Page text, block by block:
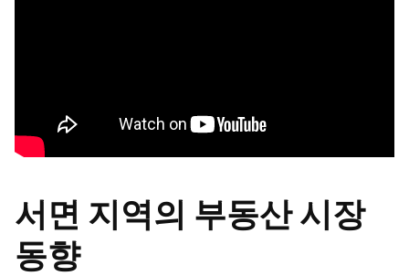
서면 지역의 부동산 시장
동향